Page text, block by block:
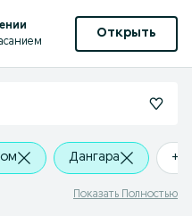
Открыть
Дангара +0
Показать Полностью